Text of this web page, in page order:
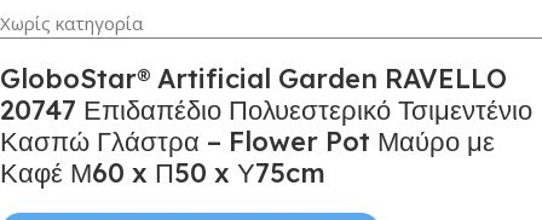
Χωρίς κατηγορία
GloboStar® Artificial Garden RAVELLO
20747 Επιδαπέδιο Πολυεστερικό Τσιμεντένιο
Κασπώ Γλάστρα – Flower Pot Μαύρο με
Καφέ Μ60 x Π50 x Υ75cm